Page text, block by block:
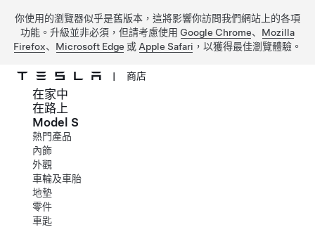
你使用的瀏覽器似乎是舊版本，這將影響你訪問我們網站上的各項
功能。升級並非必須，但請考慮使用 Google Chrome、 Mozilla
Firefox、 Microsoft Edge 或 Apple Safari ，以獲得最佳瀏覽體驗。
跳到主要內容
| 商店
在家中
在路上
Model S
熱門產品
內飾
外觀
車輪及車胎
地墊
零件
車匙